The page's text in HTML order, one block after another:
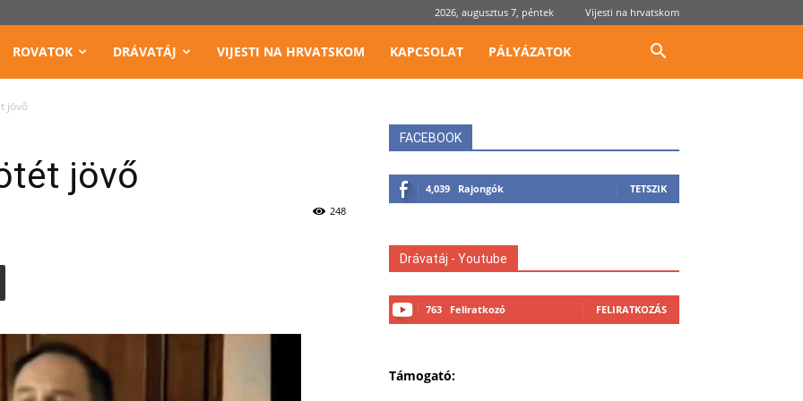
2026, augusztus 7, péntek Vijesti na hrvatskom
ROVATOK DRÁVATÁJ VIJESTI NA HRVATSKOM KAPCSOLAT PÁLYÁZATOK
jövő
jövő
248
FACEBOOK
4,039 Rajongók TETSZIK
Drávatáj - Youtube
763 Feliratkozó FELIRATKOZÁS
Támogató: